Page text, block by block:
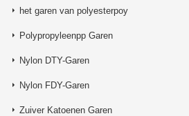
het garen van polyesterpoy
Polypropyleenpp Garen
Nylon DTY-Garen
Nylon FDY-Garen
Zuiver Katoenen Garen